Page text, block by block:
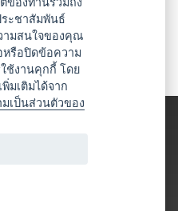
ะชาสัมพันธ์
ามสนใจของคุณ
รือปิดข้อความ
ช้งานคุกกี้ โดย
มเติมได้จาก
เป็นส่วนตัวของ